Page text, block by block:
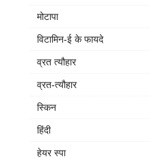
मोटापा
विटामिन-ई के फायदे
व्रत त्यौहार
व्रत-त्यौहार
स्किन
हिंदी
हेयर स्पा